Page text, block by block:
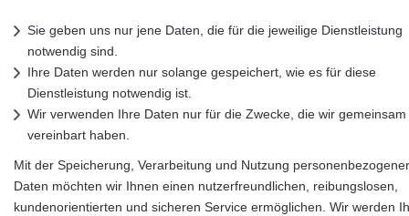
Sie geben uns nur jene Daten, die für die jeweilige Dienstleistung
notwendig sind.
Ihre Daten werden nur solange gespeichert, wie es für diese
Dienstleistung notwendig ist.
Wir verwenden Ihre Daten nur für die Zwecke, die wir gemeinsam
vereinbart haben.
Mit der Speicherung, Verarbeitung und Nutzung personenbezogener
Daten möchten wir Ihnen einen nutzerfreundlichen, reibungslosen,
kundenorientierten und sicheren Service ermöglichen. Wir werden